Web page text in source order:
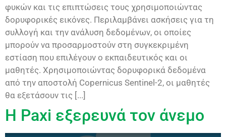
φυκών και τις επιπτώσεις τους χρησιμοποιώντας
δορυφορικές εικόνες. Περιλαμβάνει ασκήσεις για τη
συλλογή και την ανάλυση δεδομένων, οι οποίες
μπορούν να προσαρμοστούν στη συγκεκριμένη
εστίαση που επιλέγουν ο εκπαιδευτικός και οι
μαθητές. Χρησιμοποιώντας δορυφορικά δεδομένα
από την αποστολή Copernicus Sentinel-2, οι μαθητές
θα εξετάσουν τις [...]
Η Paxi εξερευνά τον άνεμο